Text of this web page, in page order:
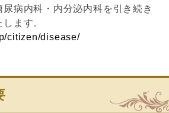
病内科・内分泌内科を引き続き
ます。
citizen/disease/